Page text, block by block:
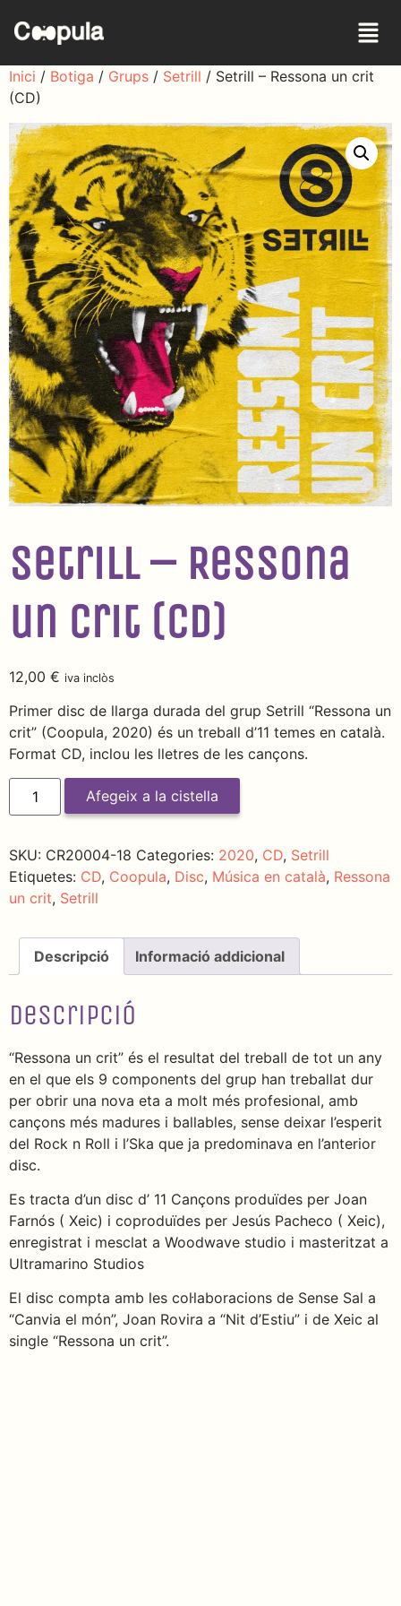
Inici / Botiga / Grups / Setrill / Setrill – Ressona un crit
(CD)
Setrill – Ressona
un crit (CD)
12,00 € iva inclòs
Primer disc de llarga durada del grup Setrill “Ressona un
crit” (Coopula, 2020) és un treball d’11 temes en català.
Format CD, inclou les lletres de les cançons.
Afegeix a la cistella
SKU: CR20004-18 Categories: 2020, CD, Setrill
Etiquetes: CD, Coopula, Disc, Música en català, Ressona
un crit, Setrill
Descripció Informació addicional
Descripció
“Ressona un crit” és el resultat del treball de tot un any
en el que els 9 components del grup han treballat dur
per obrir una nova eta a molt més profesional, amb
cançons més madures i ballables, sense deixar l’esperit
del Rock n Roll i l’Ska que ja predominava en l’anterior
disc.
Es tracta d’un disc d’ 11 Cançons produïdes per Joan
Farnós ( Xeic) i coproduïdes per Jesús Pacheco ( Xeic),
enregistrat i mesclat a Woodwave studio i masteritzat a
Ultramarino Studios
El disc compta amb les col·laboracions de Sense Sal a
“Canvia el món”, Joan Rovira a “Nit d’Estiu” i de Xeic al
single “Ressona un crit”.